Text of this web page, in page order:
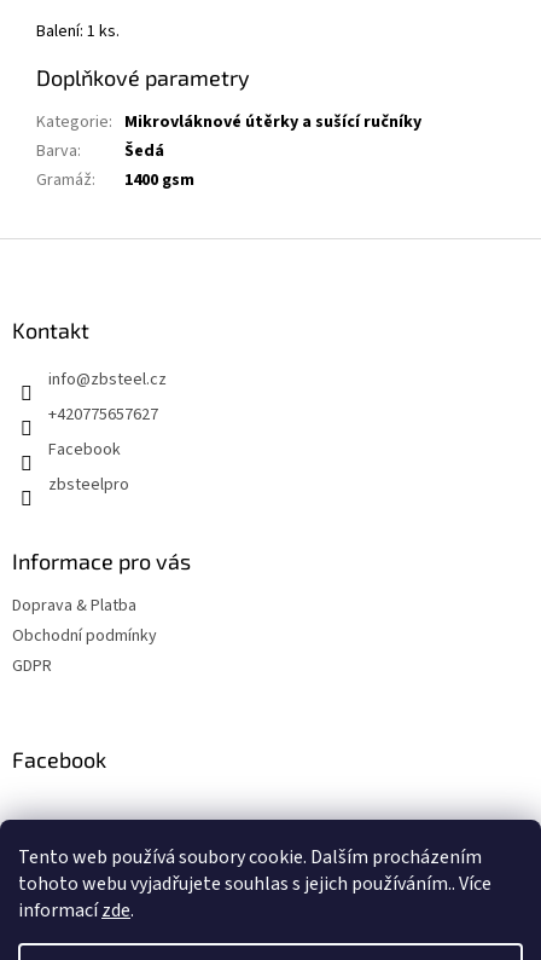
Tento web používá soubory cookie. Dalším procházením
tohoto webu vyjadřujete souhlas s jejich používáním.. Více
informacízde.
Balení: 1 ks.
Doplňkové parametry
Kategorie: Mikrovláknové útěrky a sušící ručníky
Barva:
Šedá
Gramáž: 1400 gsm
Kontakt
info@zbsteel.cz
+420775657627
Facebook
zbsteelpro
Informace pro vás
Doprava & Platba
Obchodní podmínky
GDPR
Facebook
Instagram